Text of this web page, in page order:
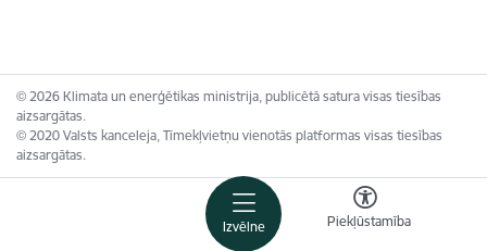
Izvēlne Piekļūstamība
© 2026 Klimata un enerģētikas ministrija, publicētā satura visas tiesības
aizsargātas.
© 2020 Valsts kanceleja, Tīmekļvietņu vienotās platformas visas tiesības
aizsargātas.